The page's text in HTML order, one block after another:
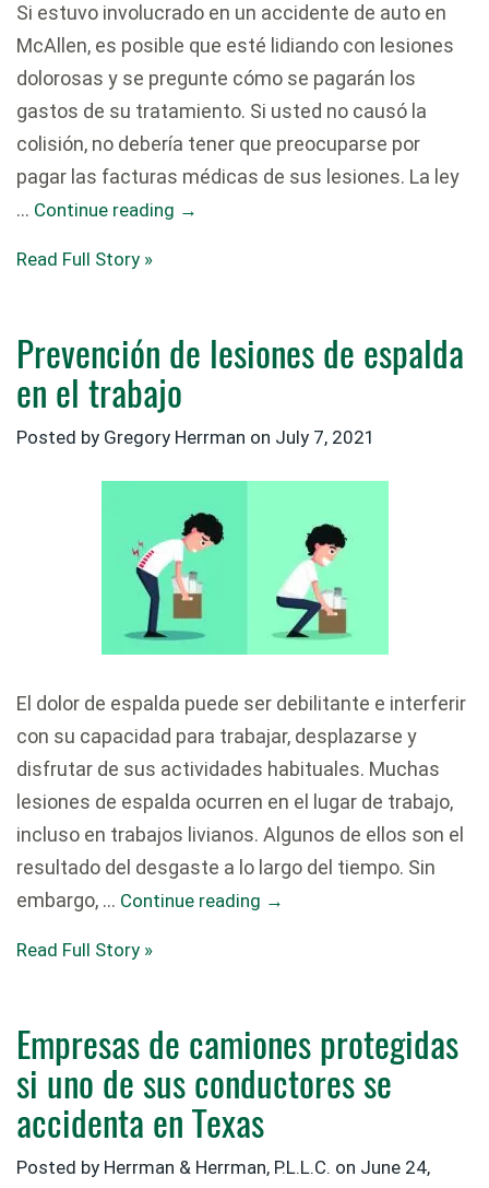
Si estuvo involucrado en un accidente de auto en
McAllen, es posible que esté lidiando con lesiones
dolorosas y se pregunte cómo se pagarán los
gastos de su tratamiento. Si usted no causó la
colisión, no debería tener que preocuparse por
pagar las facturas médicas de sus lesiones. La ley
… Continue reading →
Read Full Story »
Prevención de lesiones de espalda
en el trabajo
Posted by Gregory Herrman on July 7, 2021
El dolor de espalda puede ser debilitante e interferir
con su capacidad para trabajar, desplazarse y
disfrutar de sus actividades habituales. Muchas
lesiones de espalda ocurren en el lugar de trabajo,
incluso en trabajos livianos. Algunos de ellos son el
resultado del desgaste a lo largo del tiempo. Sin
embargo, … Continue reading →
Read Full Story »
Empresas de camiones protegidas
si uno de sus conductores se
accidenta en Texas
Posted by Herrman & Herrman, P.L.L.C. on June 24,